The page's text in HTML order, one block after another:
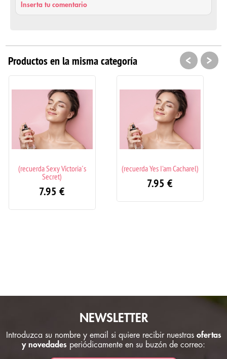
Inserta tu comentario
Productos en la misma categoría
(recuerda Yes I'am Cacharel)
(recuerda Good Girl Carolina
7.95
< >
NEWSLETTER
Introduzca su nombre y email si quiere recibir nuestras ofertas
y novedades periódicamente en su buzón de correo: